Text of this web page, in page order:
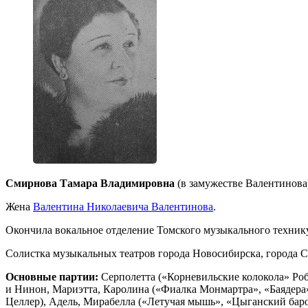
Смирнова Тамара Владимировна (в замужестве
Жена Валентина Николаевича Валентинова.
Окончила вокальное отделение Томского музыкального
Солистка музыкальных театров города Новосибирска,
Основные партии: Серполетта («Корневильские колокола»
и Нинон, Мариэтта, Каролина («Фиалка Монмартра»,
Целлер), Адель, Мирабелла («Летучая мышь», «Цыганский